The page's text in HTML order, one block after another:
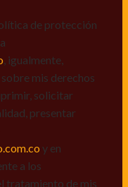
tratamiento de mis
de protección
, igualmente,
mis derechos
solicitar
presentar
y en
a los
tratamiento de mis